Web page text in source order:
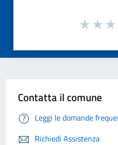
Contatta il comune
Leggi le domande
Richiedi Assistenza